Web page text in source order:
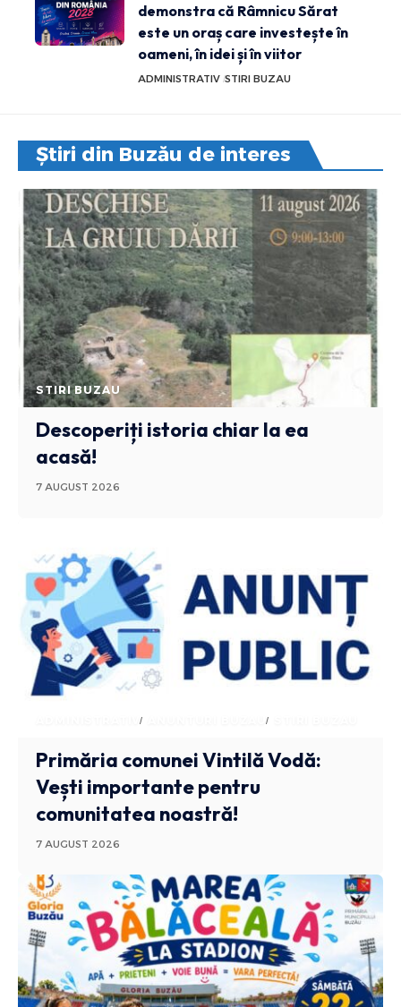
demonstra că Râmnicu Sărat
este un oraș care investește în
oameni, în idei și în viitor
ADMINISTRATIV STIRI BUZAU
Știri din Buzău de interes
STIRI BUZAU
Descoperiți istoria chiar la ea
acasă!
7 AUGUST 2026
ADMINISTRATIV ANUNTURI BUZAU
Primăria comunei Vintilă Vodă:
Vești importante pentru
comunitatea noastră!
7 AUGUST 2026